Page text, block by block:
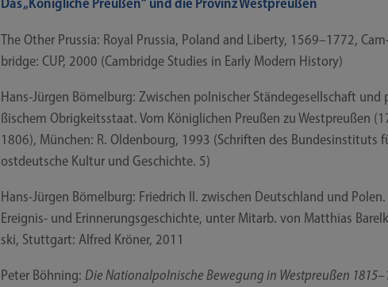
The Other Prus­sia: Roy­al Prus­sia, Pol­and and Liber­ty, 1569–1772,
bridge: CUP, 2000 (Cam­bridge Stu­dies in Ear­ly Modern History)
Hans-​​Jürgen Bömel­burg: Zwi­schen pol­ni­scher Stän­de­ge­sell­schaft und
ßi­schem Obrig­keits­staat. Vom König­li­chen Preu­ßen zu West­preu­ßen
1806), Mün­chen: R. Olden­bourg, 1993 (Schrif­ten des Bun­des­in­sti­tuts
ost­deut­sche Kul­tur und Geschich­te. 5)
Hans-​​Jürgen Bömel­burg: Fried­rich II. zwi­schen Deutsch­land und Polen.
Ereignis- und Erin­ne­rungs­ge­schich­te, unter Mit­arb. von Mat­thi­as
ski, Stutt­gart: Alfred Krö­ner, 2011
Peter Böh­ning: Die Natio­nal­pol­ni­sche Bewe­gung in West­preu­ßen